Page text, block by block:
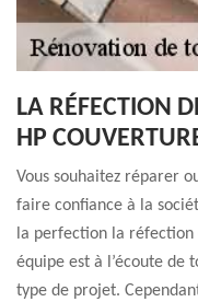
LA RÉFECTION
HP
Vous souhaitez réparer
faire confiance à la
la perfection la réfection
équipe est à l’écoute
type de projet.